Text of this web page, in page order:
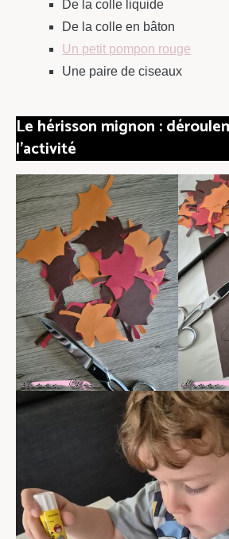
De la colle liquide
De la colle en bâton
Un petit pompon rouge
Une paire de ciseaux
Le hérisson mignon :
l’activité